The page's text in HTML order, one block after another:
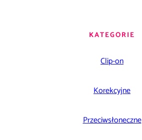
KATEGORIE
Clip-on
Korekcyjne
Przeciwsłoneczne